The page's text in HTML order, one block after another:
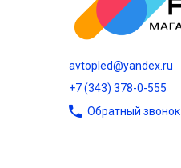
avtopled@yandex.ru
+7 (343) 378-0-555
Обратный звонок